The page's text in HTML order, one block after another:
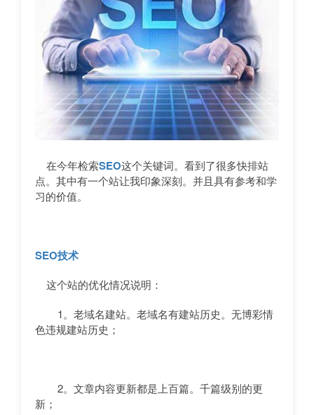
在今年检索SEO这个关键词。看到了很多快排站
点。其中有一个站让我印象深刻。并且具有参考和学
习的价值。
SEO技术
这个站的优化情况说明：
1。老域名建站。老域名有建站历史。无博彩情
色违规建站历史；
2。文章内容更新都是上百篇。千篇级别的更
新；